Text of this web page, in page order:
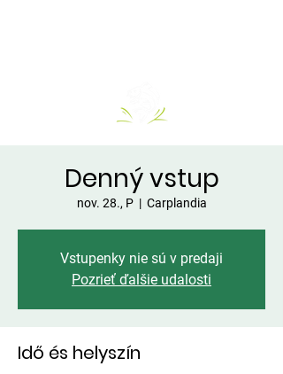
Denný vstup
nov. 28., P
  |
Carplandia
Vstupenky nie sú v predaji
Pozrieť ďalšie udalosti
Idő és helyszín